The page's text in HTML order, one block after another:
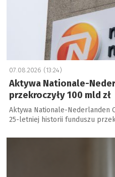
07.08.2026 (13:24)
Aktywa Nationale-
przekroczyły 100 mld zł
Aktywa Nationale-Nederlanden
25-letniej historii funduszu
a